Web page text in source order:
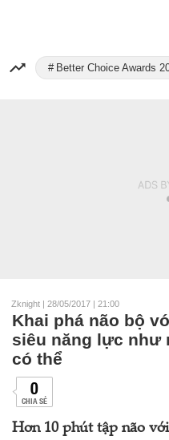
Better Choice Awards
Zknight | 28/05/2017 | 21:00
Khai phá não bộ
siêu năng lực như
có thể
0
CHIA SẺ
Hơn 10 phút tập não